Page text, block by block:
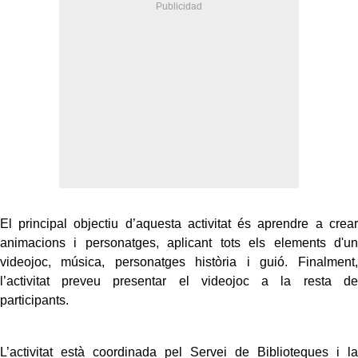
El principal objectiu d’aquesta activitat és aprendre a crear
animacions i personatges, aplicant tots els elements d'un
videojoc, música, personatges història i guió. Finalment,
l’activitat preveu presentar el videojoc a la resta de
participants.
L’activitat està coordinada pel Servei de Biblioteques i la